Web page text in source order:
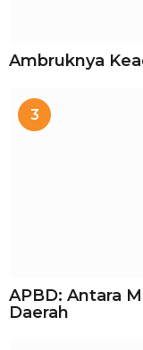
Ambruknya
3
APBD: Antara
Daerah